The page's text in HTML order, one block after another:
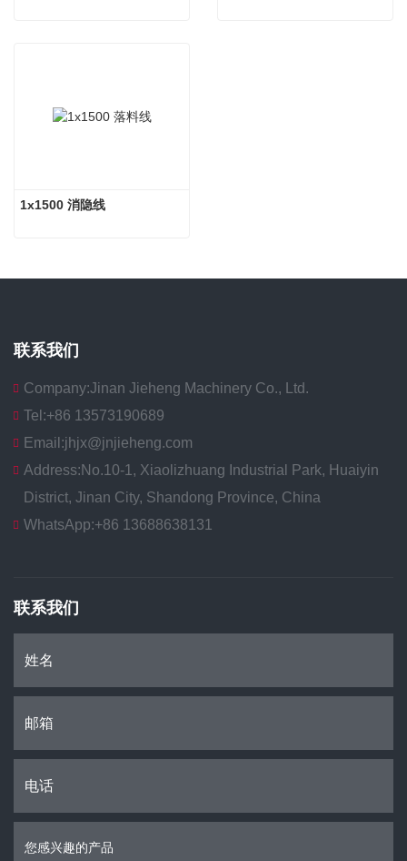
1x1500 消隐线
联系我们
Company:Jinan Jieheng Machinery Co., Ltd.
Tel:+86 13573190689
Email:jhjx@jnjieheng.com
Address:No.10-1, Xiaolizhuang Industrial Park, Huaiyin
District, Jinan City, Shandong Province, China
WhatsApp:+86 13688638131
联系我们